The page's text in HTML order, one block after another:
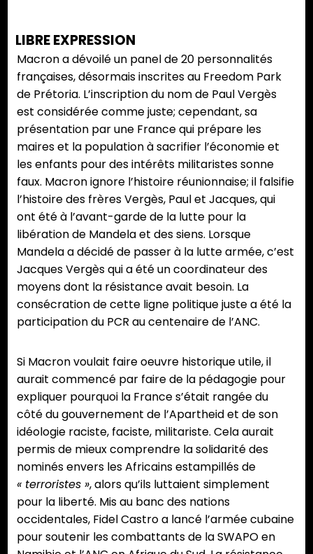
LIBRE EXPRESSION
Macron a dévoilé un panel de 20 personnalités
françaises, désormais inscrites au Freedom Park
de Prétoria. L’inscription du nom de Paul Vergès
est considérée comme juste; cependant, sa
présentation par une France qui prépare les
maires et la population à sacrifier l’économie et
les enfants pour des intérêts militaristes sonne
faux. Macron ignore l’histoire réunionnaise; il falsifie
l’histoire des frères Vergès, Paul et Jacques, qui
ont été à l’avant-garde de la lutte pour la
libération de Mandela et des siens. Lorsque
Mandela a décidé de passer à la lutte armée, c’est
Jacques Vergès qui a été un coordinateur des
moyens dont la résistance avait besoin. La
consécration de cette ligne politique juste a été la
participation du PCR au centenaire de l’ANC.
Si Macron voulait faire oeuvre historique utile, il
aurait commencé par faire de la pédagogie pour
expliquer pourquoi la France s’était rangée du
côté du gouvernement de l’Apartheid et de son
idéologie raciste, faciste, militariste. Cela aurait
permis de mieux comprendre la solidarité des
nominés envers les Africains estampillés de
« terroristes », alors qu’ils luttaient simplement
pour la liberté. Mis au banc des nations
occidentales, Fidel Castro a lancé l’armée cubaine
pour soutenir les combattants de la SWAPO en